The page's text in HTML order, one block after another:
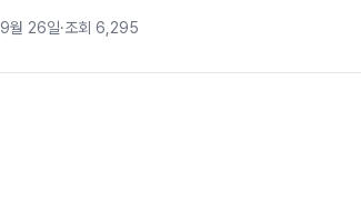
월 26일·조회 6,295